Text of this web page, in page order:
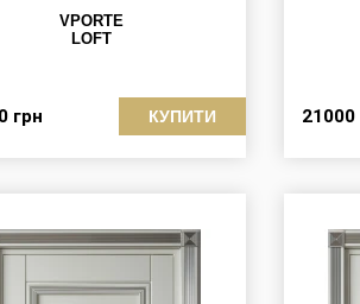
VPORTE
LOFT
грн КУПИТИ 21000